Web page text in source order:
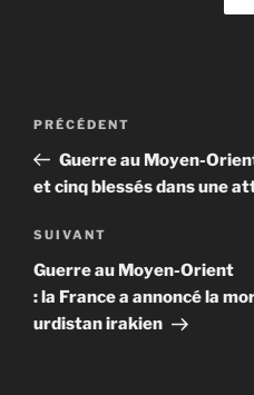
Navigation
l’article
Article
précédent
PRÉCÉDENT
Guerre au Moyen-
et cinq blessés dans une
Article
suivant
SUIVANT
Guerre au Moyen-Orient
: la France a annoncé la
urdistan irakien